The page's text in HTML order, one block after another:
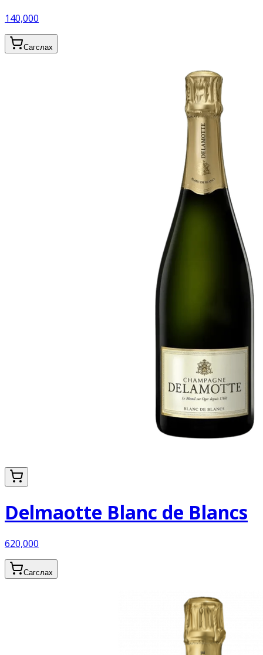
140,000
Сагслах
Delmaotte Blanc de Blancs
620,000
Сагслах